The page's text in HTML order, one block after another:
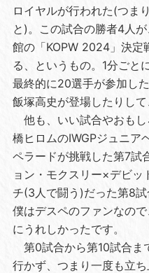
ロイヤルが行われた(つま
と)。この試合の勝者4人
館の「KOPW 2024」決定
る、というもの。1分ごと
最終的に20選手が参加し
飯塚高史が登場したりして
他も、いい試合やおも
橋ヒロムのIWGPジュニア
ペラードが挑戦した第7試
ョン・モクスリー×デビ
チ(3人で闘う)だった第8試
僕はデスペのファンなの
にうれしかったです。
第0試合から第10試合ま
行かず、つまり一度も立